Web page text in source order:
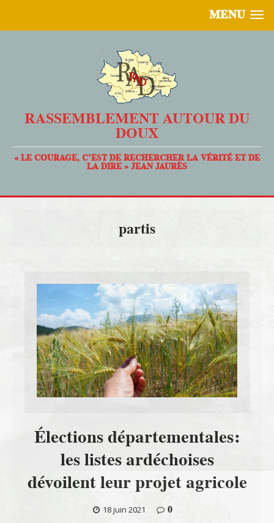
MENU
RASSEMBLEMENT AUTOUR DU
DOUX
« LE COURAGE, C’EST DE RECHERCHER LA VÉRITÉ ET DE
LA DIRE » JEAN JAURÈS
partis
Élections départementales:
les listes ardéchoises
dévoilent leur projet agricole
18 juin 2021
0